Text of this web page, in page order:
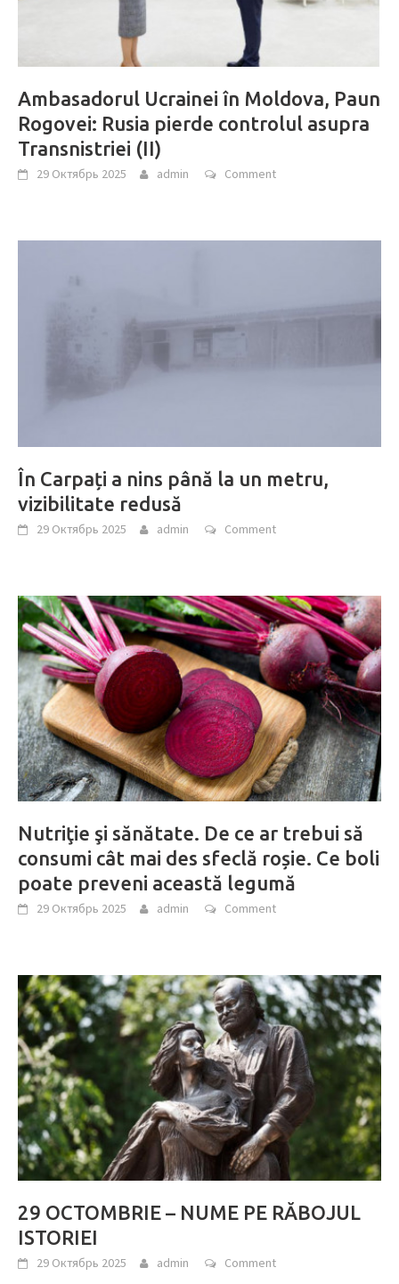
Ambasadorul Ucrainei în Moldova, Paun
Rogovei: Rusia pierde controlul asupra
Transnistriei (II)
29 Октябрь 2025 admin Comment
În Carpați a nins până la un metru,
vizibilitate redusă
29 Октябрь 2025 admin Comment
Nutriţie şi sănătate. De ce ar trebui să
consumi cât mai des sfeclă roșie. Ce boli
poate preveni această legumă
29 Октябрь 2025 admin Comment
29 OCTOMBRIE – NUME PE RĂBOJUL
ISTORIEI
29 Октябрь 2025 admin Comment